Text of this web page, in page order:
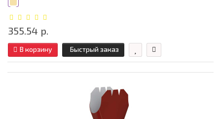
355.54 р.
В корзину Быстрый заказ